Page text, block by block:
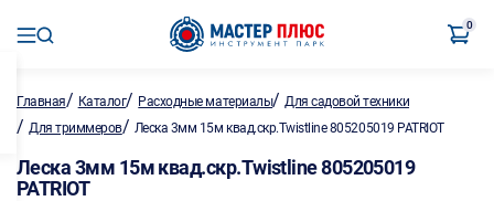
0
Главная/ Каталог/ Расходные материалы/Для садовой техники
/ Для триммеров/ Леска 3мм 15м квад.скр.Twistline 805205019 PATRIOT
Леска 3мм 15м квад.скр.Twistline 805205019
PATRIOT